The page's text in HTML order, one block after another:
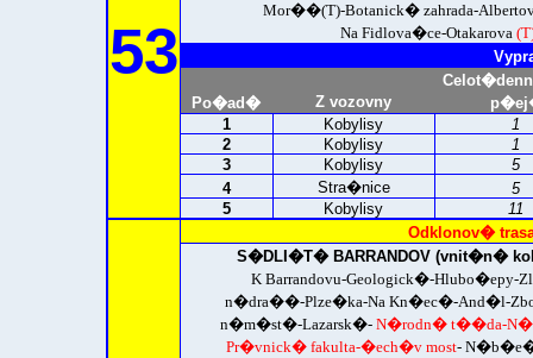
53
Mor��(T)-Botanick� zahrada-
Na Fidlova�ce-Otakarova
Po�ad�
Z vozovny
1
Kobylisy
1
2
Kobylisy
1
3
Kobylisy
5
4
Stra�nice
5
5
Kobylisy 11
Odklonov�
S�DLI�T� BARRANDOV (vnit�n�
K Barrandovu-Geologick�-
n�dra��-Plze�ka-Na Kn�ec�-And�l-
n�m�st�-Lazarsk�- N�rodn� t��da-
Pr�vnick� fakulta-�ech�v most-